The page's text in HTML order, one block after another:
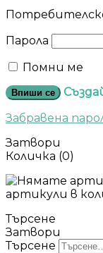
Парола
Помни ме
Впиши се
Забравена
Затвори
Количка (0)
артикули в
Търсене
Затвори
Търсене